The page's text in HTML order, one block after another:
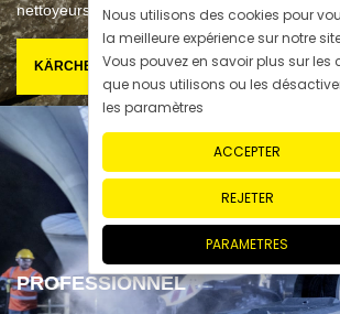
nettoyeurs de terrasse, outils de jardinage et
KÄRCHER POUR LA MAISON
PROFESSIONNEL
Nous utilisons des cookies pour
la meilleure expérience sur notre
Vous pouvez en savoir plus sur les
que nous utilisons ou les
les paramètres
ACCEPTER
REJETER
PARAMETRES